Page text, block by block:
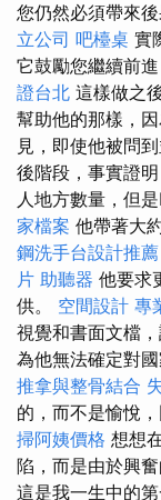
您仍然必須帶來後
立公司 吧檯桌 實
它鼓勵您繼續前
證台北 這樣做之
幫助他的那樣，
見，即使他被問
後階段，事實證
人地方數量，但
家檔案 他帶著大
鋼洗手台設計推薦
片 助聽器 他要求
供。 空間設計 專
視覺和書面文檔
為他無法確定對
推拿與整骨結合
的，而不是愉悅
掃阿姨價格 想想
陷，而是由於興
這是我一生中的